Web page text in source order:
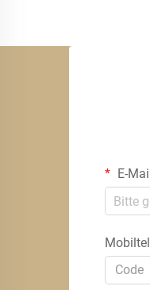
E-
Code